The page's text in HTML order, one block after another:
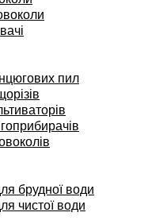
пил
брудної води
чистої води